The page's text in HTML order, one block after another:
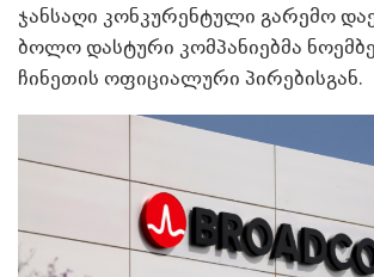
ჯანსაღი კონკურენტული გარემო
ბოლო დასტური კომპანიებმა
ჩინეთის ოფიციალური პირებისგან.